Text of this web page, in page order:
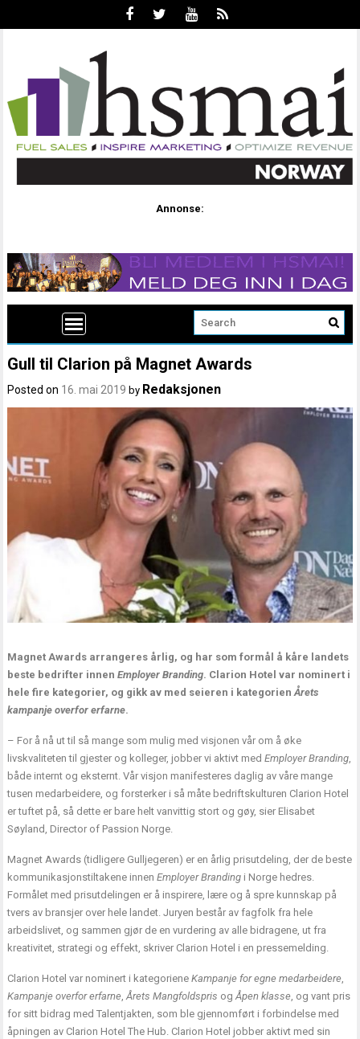
Annonse:
Gull til Clarion på Magnet Awards
Posted on 16. mai 2019 by Redaksjonen
Magnet Awards arrangeres årlig, og har som formål å kåre landets
beste bedrifter innenEmployer Branding. Clarion Hotel var nominert i
hele fire kategorier, og gikk av med seieren i kategorienÅrets
kampanje overfor erfarne.
– For å nå ut til så mange som mulig med visjonen vår om å øke
livskvaliteten til gjester og kolleger, jobber vi aktivt medEmployer Branding,
både internt og eksternt. Vår visjon manifesteres daglig av våre mange
tusen medarbeidere, og forsterker i så måte bedriftskulturen Clarion Hotel
er tuftet på, så dette er bare helt vanvittig stort og gøy, sier Elisabet
Søyland, Director of Passion Norge.
Magnet Awards (tidligere Gulljegeren) er en årlig prisutdeling, der de beste
kommunikasjonstiltakene innenEmployer Branding i Norge hedres.
Formålet med prisutdelingen er å inspirere, lære og å spre kunnskap på
tvers av bransjer over hele landet. Juryen består av fagfolk fra hele
arbeidslivet, og sammen gjør de en vurdering av alle bidragene, ut fra
kreativitet, strategi og effekt, skriver Clarion Hotel i en pressemelding.
Clarion Hotel var nominert i kategorieneKampanje for egne medarbeidere,
Kampanje overfor erfarne,Årets Mangfoldspris ogÅpen klasse, og vant pris
for sitt bidrag med Talentjakten, som ble gjennomført i forbindelse med
åpningen av Clarion Hotel The Hub. Clarion Hotel jobber aktivt med sin